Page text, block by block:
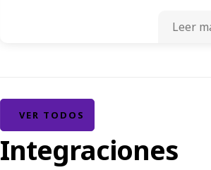
Leer
VER TODOS
Integraciones